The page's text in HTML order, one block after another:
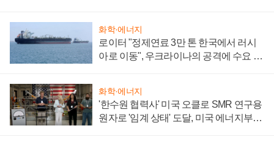
화학·에너지
로이터 "정제연료 3만 톤 한국에서 러시
아로 이동", 우크라이나의 공격에 수요 늘
화학·에너지
'한수원 협력사' 미국 오클로 SMR 연구용
원자로 '임계 상태' 도달, 미국 에너지부